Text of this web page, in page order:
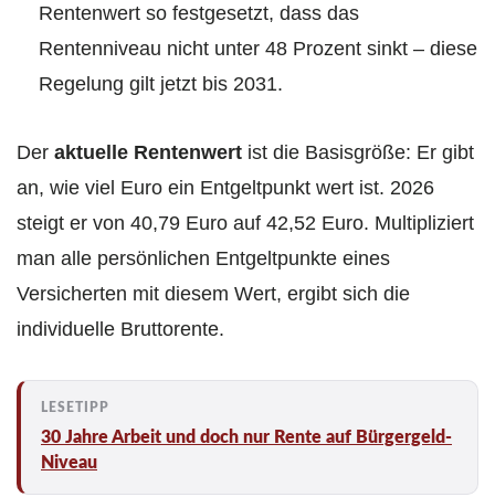
Rentenwert so festgesetzt, dass das
Rentenniveau nicht unter 48 Prozent sinkt – diese
Regelung gilt jetzt bis 2031.
Der aktuelle Rentenwert ist die Basisgröße: Er gibt
an, wie viel Euro ein Entgeltpunkt wert ist. 2026
steigt er von 40,79 Euro auf 42,52 Euro. Multipliziert
man alle persönlichen Entgeltpunkte eines
Versicherten mit diesem Wert, ergibt sich die
individuelle Bruttorente.
30 Jahre Arbeit und doch nur Rente auf Bürgergeld-
Niveau